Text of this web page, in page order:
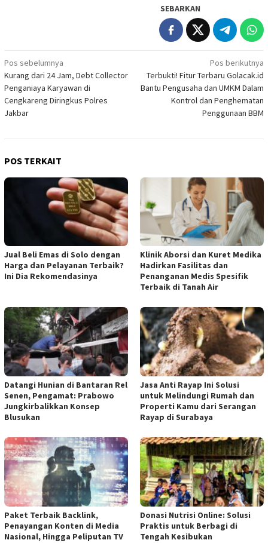
SEBARKAN
Navigasi
pos
Pos sebelumnya
Kurang dari 24 Jam, Debt Collector
Penganiaya Karyawan di
Cengkareng Diringkus Polres
Jakbar
Pos berikutnya
Terbukti! Fitur Terbaru Golacak.id
Bantu Pengusaha dan UMKM Dalam
Kontrol dan Penghematan
Penggunaan BBM
POS TERKAIT
Jual Beli Emas di Solo dengan
Harga dan Pelayanan Terbaik?
Ini Dia Rekomendasinya
Klinik Aborsi dan Kuret Medika
Hadirkan Fasilitas dan
Penanganan Medis Spesifik
Terbaik di Tanah Air
Datangi Hunian di Bantaran Rel
Senen, Pengamat: Prabowo
Jungkirbalikkan Konsep
Blusukan
Jasa Anti Rayap Ini Solusi
untuk Melindungi Rumah dan
Properti Kamu dari Serangan
Rayap di Surabaya
Paket Terbaik Backlink,
Penayangan Konten di Media
Nasional, Hingga Peliputan TV
Donasi Nutrisi Online: Solusi
Praktis untuk Berbagi di
Tengah Kesibukan